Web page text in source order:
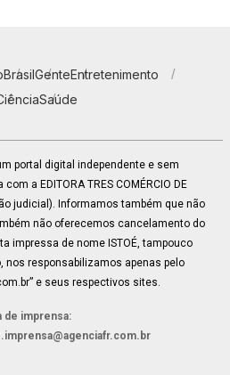
BrasilGenteEntretenimento
Saúde
um portal digital independente e sem
a EDITORA TRES COMÉRCIO DE
judicial). Informamos também que não
não oferecemos cancelamento do
impressa de nome ISTOÉ, tampouco
nos responsabilizamos apenas pelo
e seus respectivos sites.
imprensa: